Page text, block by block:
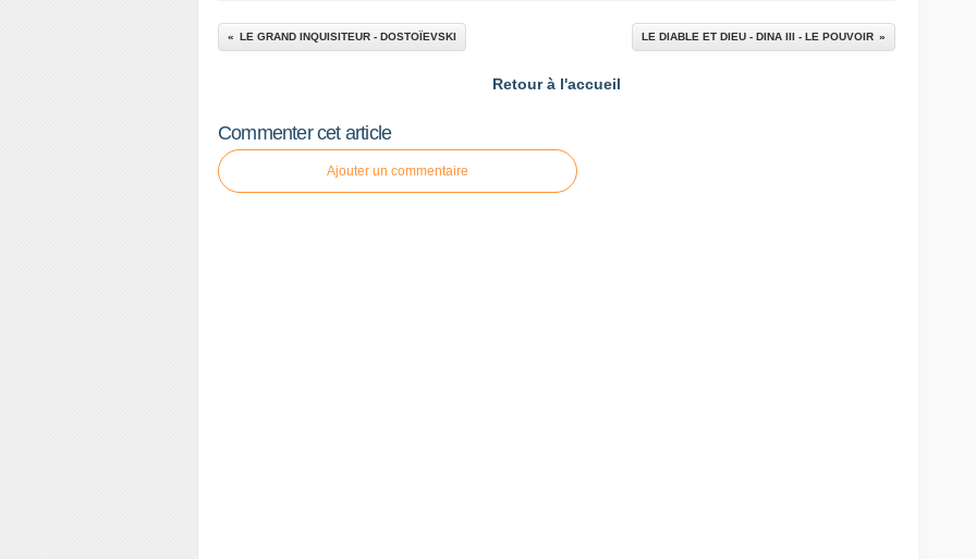
LE GRAND INQUISITEUR - DOSTOÏEVSKI LE DIABLE ET DIEU - DINA III - LE POUVOIR
Retour à l'accueil
Commenter cet article
Ajouter un commentaire